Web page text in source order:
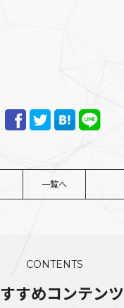
一覧へ
CONTENTS
すめコンテンツ